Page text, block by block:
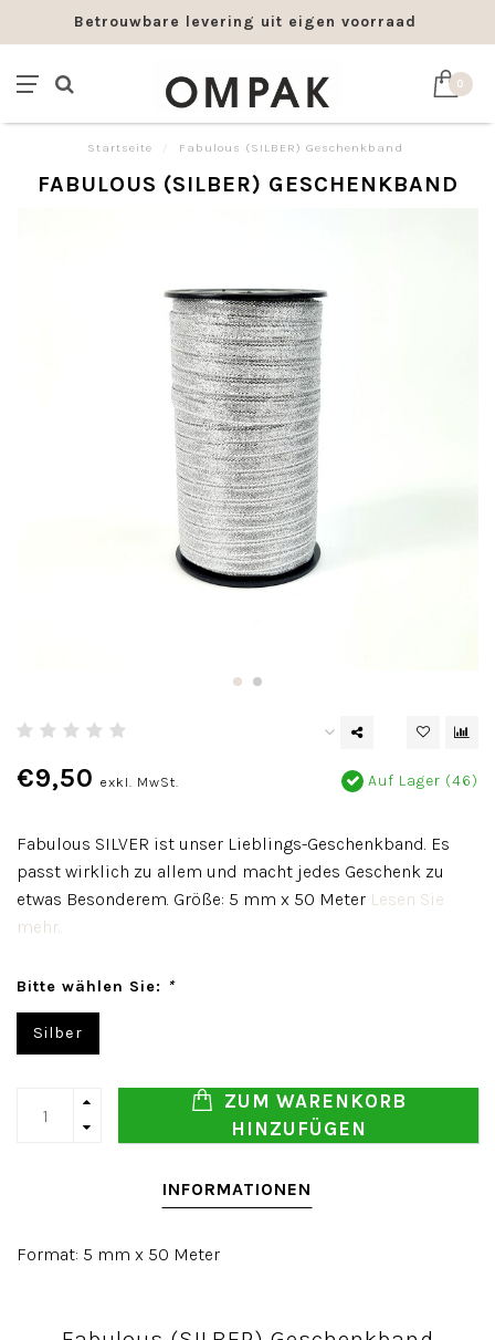
Betrouwbare levering uit eigen voorraad
0
Startseite Fabulous (SILBER) Geschenkband
FABULOUS (SILBER) GESCHENKBAND
€9,50 exkl. MwSt. Auf Lager (46)
Fabulous SILVER ist unser Lieblings-Geschenkband. Es
passt wirklich zu allem und macht jedes Geschenk zu
etwas Besonderem. Größe: 5 mm x 50 Meter Lesen Sie
mehr..
Bitte wählen Sie: *
Silber
ZUM WARENKORB
HINZUFÜGEN
INFORMATIONEN
Format: 5 mm x 50 Meter